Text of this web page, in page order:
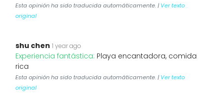
Esta opinión ha sido traducida automáticamente. | Ver texto
original
shu chen 1 year ago
Experiencia fantástica: Playa encantadora, comida
rica
Esta opinión ha sido traducida automáticamente. | Ver texto
original